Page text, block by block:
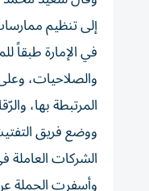
إلى تنظيم
في الإمارة طبقاً
والصلاحيات،
المرتبطة بها،
ووضع فريق
الشركات العاملة